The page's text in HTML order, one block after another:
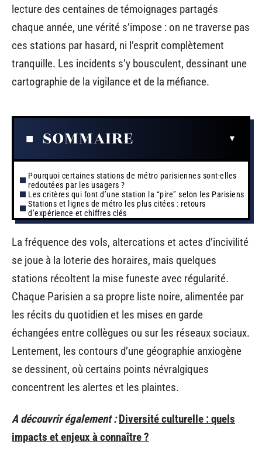
lecture des centaines de témoignages partagés
chaque année, une vérité s’impose : on ne traverse pas
ces stations par hasard, ni l’esprit complètement
tranquille. Les incidents s’y bousculent, dessinant une
cartographie de la vigilance et de la méfiance.
SOMMAIRE
Pourquoi certaines stations de métro parisiennes sont-elles
redoutées par les usagers ?
Les critères qui font d’une station la “pire” selon les Parisiens
Stations et lignes de métro les plus citées : retours
d’expérience et chiffres clés
La fréquence des vols, altercations et actes d’incivilité
se joue à la loterie des horaires, mais quelques
stations récoltent la mise funeste avec régularité.
Chaque Parisien a sa propre liste noire, alimentée par
les récits du quotidien et les mises en garde
échangées entre collègues ou sur les réseaux sociaux.
Lentement, les contours d’une géographie anxiogène
se dessinent, où certains points névralgiques
concentrent les alertes et les plaintes.
A découvrir également : Diversité culturelle : quels
impacts et enjeux à connaître ?